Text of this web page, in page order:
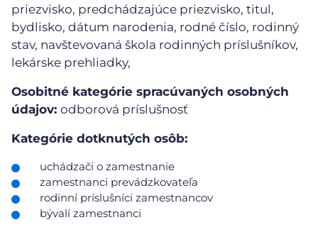
priezvisko, predchádzajúce priezvisko, titul,
bydlisko, dátum narodenia, rodné číslo, rodinný
stav, navštevovaná škola rodinných príslušníkov,
lekárske prehliadky,
Osobitné kategórie spracúvaných osobných
údajov: odborová príslušnosť
Kategórie dotknutých osôb:
uchádzači o zamestnanie
zamestnanci prevádzkovateľa
rodinní príslušníci zamestnancov
bývalí zamestnanci